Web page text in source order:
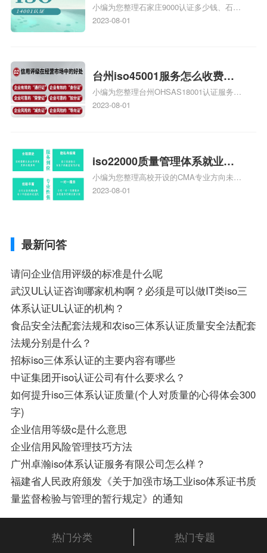
家庄9000认证的公司
小编为您整理石家庄9000认证多少钱、石家
庄9000认证价格多少钱、石家庄9000认证
2023-08-01
台州iso45001服务怎么收费，
台州iso45001认证服务怎么收
费
小编为您整理台州OHSAS18001认证服务中
心哪家收费便宜、台州ISO9000认证，哪个
标准是什么相关iso体系认证知识，详情可
查看下方正文！
2023-08-01
iso22000质量管理体系就业方
向，质量管理与认证就业方向
小编为您整理高校开设的CMA专业方向未来
就业前景及就业方向如何、cma就业方向有
2023-08-01
最新问答
请问企业信用评级的标准是什么呢
武汉UL认证咨询哪家机构啊？必须是可以做IT类iso三
体系认证UL认证的机构？
食品安全法配套法规和农iso三体系认证质量安全法配套
法规分别是什么？
招标iso三体系认证的主要内容有哪些
中证集团开iso认证公司有什么要求么？
如何提升iso三体系认证质量(个人对质量的心得体会300
字)
企业信用等级c是什么意思
企业信用风险管理技巧方法
广州卓瀚iso体系认证服务有限公司怎么样？
福建省人民政府颁发《关于加强市场工业iso体系证书质
量监督检验与管理的暂行规定》的通知
热门分类 热门专题